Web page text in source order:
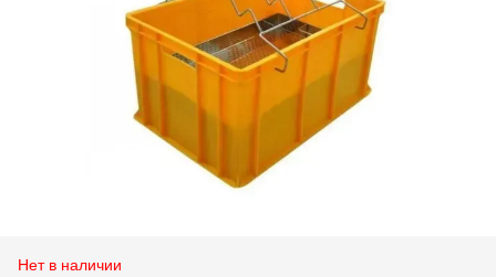
Нет в наличии